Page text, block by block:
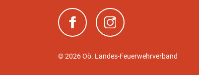
(neues Fenster)(neues Fenster)
© 2026 Oö. Landes-Feuerwehrverband